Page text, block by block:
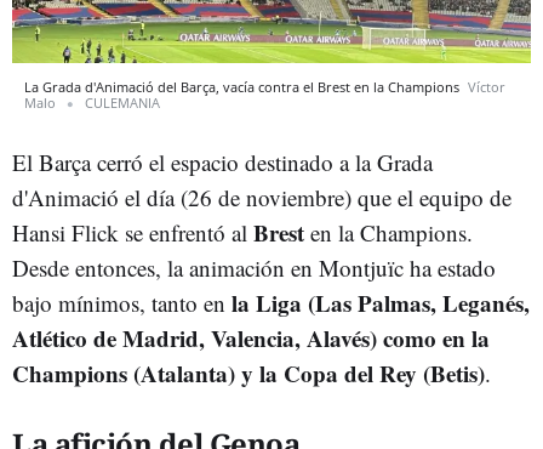
La Grada d'Animació del Barça, vacía contra el Brest en la Champions Víctor
Malo
CULEMANIA
El Barça cerró el espacio destinado a la Grada
d'Animació el día (26 de noviembre) que el equipo de
Hansi Flick se enfrentó al Brest en la Champions.
Desde entonces, la animación en Montjuïc ha estado
bajo mínimos, tanto en la Liga (Las Palmas, Leganés,
Atlético de Madrid, Valencia, Alavés) como en la
Champions (Atalanta) y la Copa del Rey (Betis).